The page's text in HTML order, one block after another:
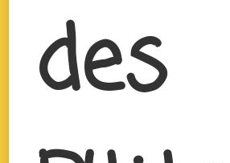
des